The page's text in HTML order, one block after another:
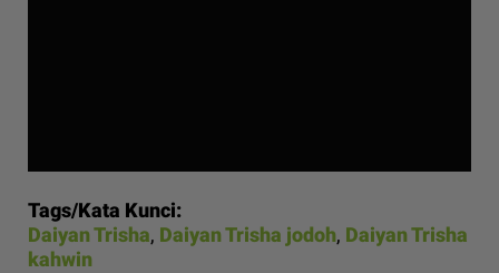
Tags/Kata Kunci:
Daiyan Trisha, Daiyan Trisha jodoh, Daiyan Trisha
kahwin